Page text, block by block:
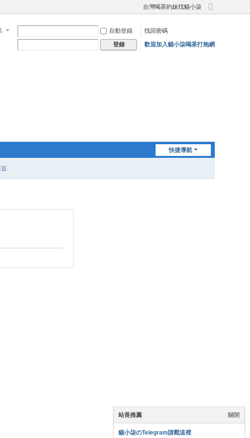
台灣喝茶約妹找貓小柒
切
寬
自動登錄
找回密碼
登錄 歡迎加入貓小柒喝茶打炮網
快捷導航
豆
關閉
站長推薦
貓小柒のTelegram請戳這裡